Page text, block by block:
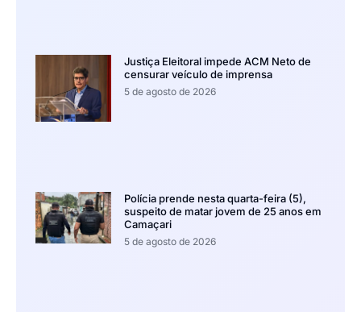
Justiça Eleitoral impede ACM Neto de
censurar veículo de imprensa
5 de agosto de 2026
Polícia prende nesta quarta-feira (5),
suspeito de matar jovem de 25 anos em
Camaçari
5 de agosto de 2026